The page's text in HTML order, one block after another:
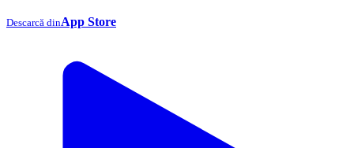
Descarcă dinApp Store